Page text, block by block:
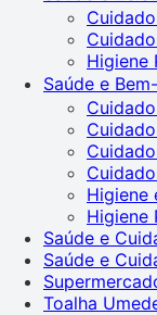
Higiene
Saúde e
Higiene
Higiene
Saúde e
Saúde e
Toalha